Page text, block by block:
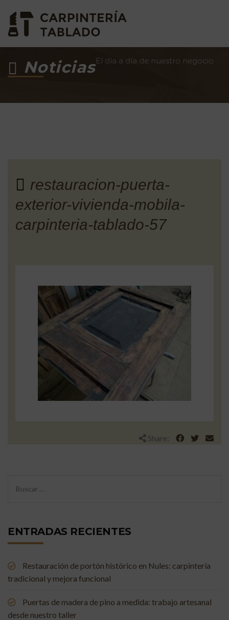
NoticiasEl día a día de nuestro negocio
restauracion-puerta-
exterior-vivienda-mobila-
carpinteria-tablado-57
Share:
ENTRADAS RECIENTES
Restauración de portón histórico en Nules: carpintería
tradicional y mejora funcional
Puertas de madera de pino a medida: trabajo artesanal
desde nuestro taller